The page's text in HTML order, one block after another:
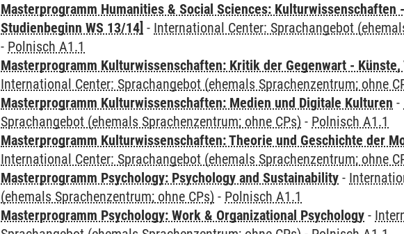
Masterprogramm Humanities & Social Sciences: Kulturwissenschaften
Studienbeginn WS 13/14] - International Center: Sprachangebot
- Polnisch A1.1
Masterprogramm Kulturwissenschaften: Kritik der Gegenwart -
International Center: Sprachangebot (ehemals Sprachenzentrum; ohne
Masterprogramm Kulturwissenschaften: Medien und Digitale Kulturen -
Sprachangebot (ehemals Sprachenzentrum; ohne CPs) - Polnisch A1.1
Masterprogramm Kulturwissenschaften: Theorie und Geschichte der
International Center: Sprachangebot (ehemals Sprachenzentrum; ohne
Masterprogramm Psychology: Psychology and Sustainability -
(ehemals Sprachenzentrum; ohne CPs) - Polnisch A1.1
Masterprogramm Psychology: Work & Organizational Psychology -